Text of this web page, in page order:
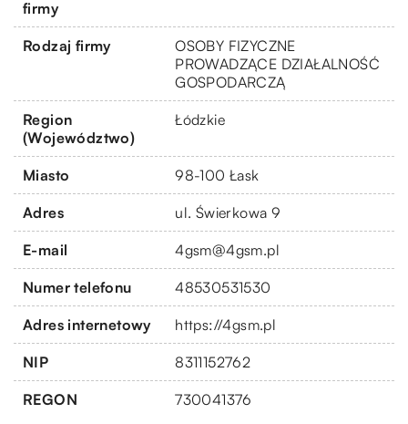
firmy
Rodzaj firmy
OSOBY FIZYCZNE
PROWADZĄCE DZIAŁALNOŚĆ
GOSPODARCZĄ
Region
(Województwo)
Łódzkie
Miasto 98-100 Łask
Adres ul. Świerkowa 9
E-mail 4gsm@4gsm.pl
Numer telefonu 48530531530
Adres internetowy https://4gsm.pl
NIP 8311152762
REGON 730041376